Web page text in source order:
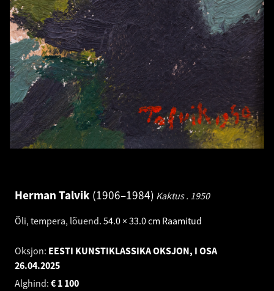
Herman Talvik 1906–1984 Kaktus . 1950
Õli, tempera, lõuend. 54.0 × 33.0 cm Raamitud
Oksjon: EESTI KUNSTIKLASSIKA OKSJON, I OSA
26.04.2025
Alghind:
1 100
€